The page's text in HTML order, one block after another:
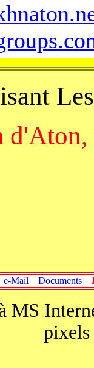
d'Aton,
e-Mail Documents
MS